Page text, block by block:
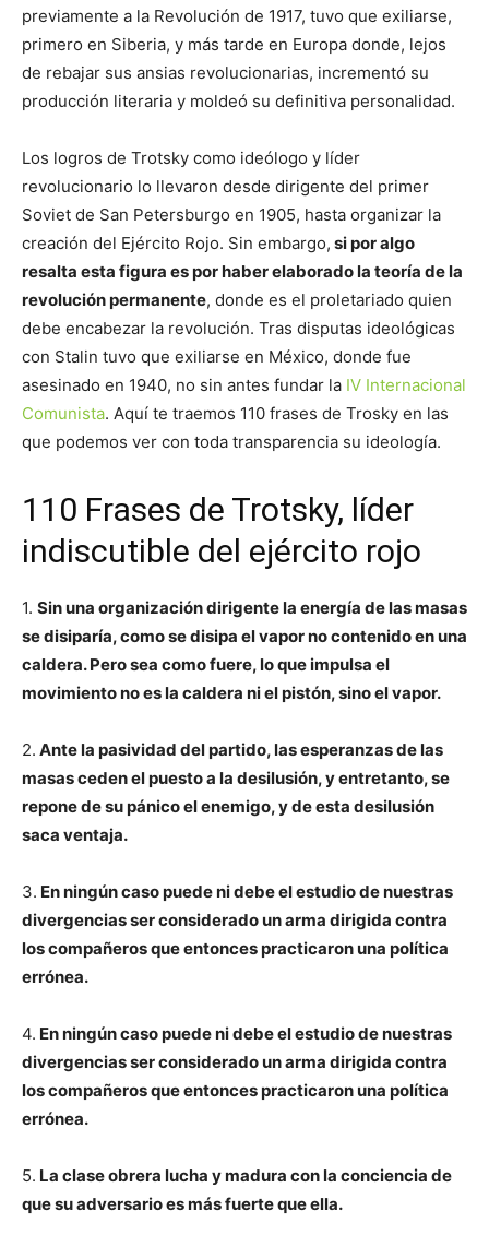
previamente a la Revolución de 1917, tuvo que exiliarse,
primero en Siberia, y más tarde en Europa donde, lejos
de rebajar sus ansias revolucionarias, incrementó su
producción literaria y moldeó su definitiva personalidad.
Los logros de Trotsky como ideólogo y líder
revolucionario lo llevaron desde dirigente del primer
Soviet de San Petersburgo en 1905, hasta organizar la
creación del Ejército Rojo. Sin embargo, si por algo
resalta esta figura es por haber elaborado la teoría de la
revolución permanente, donde es el proletariado quien
debe encabezar la revolución. Tras disputas ideológicas
con Stalin tuvo que exiliarse en México, donde fue
asesinado en 1940, no sin antes fundar la IV Internacional
Comunista. Aquí te traemos 110 frases de Trosky en las
que podemos ver con toda transparencia su ideología.
110 Frases de Trotsky, líder
indiscutible del ejército rojo
1. Sin una organización dirigente la energía de las masas
se disiparía, como se disipa el vapor no contenido en una
caldera. Pero sea como fuere, lo que impulsa el
movimiento no es la caldera ni el pistón, sino el vapor.
2. Ante la pasividad del partido, las esperanzas de las
masas ceden el puesto a la desilusión, y entretanto, se
repone de su pánico el enemigo, y de esta desilusión
saca ventaja.
3. En ningún caso puede ni debe el estudio de nuestras
divergencias ser considerado un arma dirigida contra
los compañeros que entonces practicaron una política
errónea.
4. En ningún caso puede ni debe el estudio de nuestras
divergencias ser considerado un arma dirigida contra
los compañeros que entonces practicaron una política
errónea.
5. La clase obrera lucha y madura con la conciencia de
que su adversario es más fuerte que ella.